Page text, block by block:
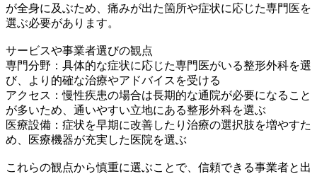
が全身に及ぶため、痛みが出た箇所や症状に応じた専門医を
選ぶ必要があります。
サービスや事業者選びの観点
専門分野：具体的な症状に応じた専門医がいる整形外科を選
び、より的確な治療やアドバイスを受ける
アクセス：慢性疾患の場合は長期的な通院が必要になること
が多いため、通いやすい立地にある整形外科を選ぶ
医療設備：症状を早期に改善したり治療の選択肢を増やすた
め、医療機器が充実した医院を選ぶ
これらの観点から慎重に選ぶことで、信頼できる事業者と出